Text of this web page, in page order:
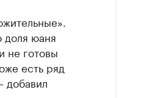
доля юаня
не готовы
есть ряд
добавил